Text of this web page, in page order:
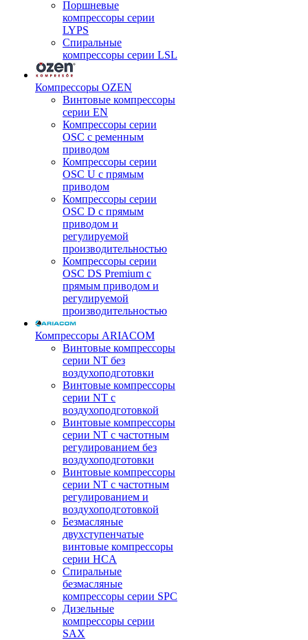
Поршневые
компрессоры серии
LYPS
Спиральные
компрессоры серии LSL
Компрессоры OZEN
Винтовые компрессоры
серии EN
Компрессоры серии
OSC с ременным
приводом
Компрессоры серии
OSC U с прямым
приводом
Компрессоры серии
OSC D с прямым
приводом и
регулируемой
производительностью
Компрессоры серии
OSC DS Premium с
прямым приводом и
регулируемой
производительностью
Компрессоры ARIACOM
Винтовые компрессоры
серии NT без
воздухоподготовки
Винтовые компрессоры
серии NT c
воздухоподготовкой
Винтовые компрессоры
серии NT с частотным
регулированием без
воздухоподготовки
Винтовые компрессоры
серии NT с частотным
регулированием и
воздухоподготовкой
Безмасляные
двухступенчатые
винтовые компрессоры
серии HCA
Спиральные
безмасляные
компрессоры серии SPC
Дизельные
компрессоры серии
SAX